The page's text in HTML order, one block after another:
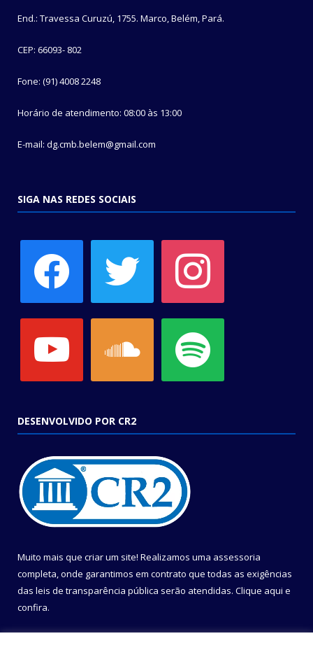
End.: Travessa Curuzú, 1755. Marco, Belém, Pará.
CEP: 66093- 802
Fone: (91) 4008 2248
Horário de atendimento: 08:00 às 13:00
E-mail: dg.cmb.belem@gmail.com
SIGA NAS REDES SOCIAIS
DESENVOLVIDO POR CR2
Muito mais que criar um site! Realizamos uma assessoria
completa, onde garantimos em contrato que todas as exigências
das leis de transparência pública serão atendidas. Clique aqui e
confira.